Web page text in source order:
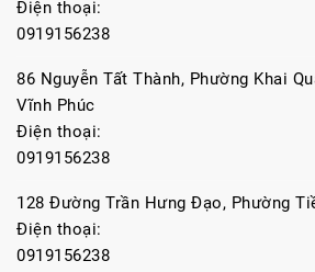
Điện thoại:
0919156238
86 Nguyễn Tất Thành, Phường Khai
Vĩnh Phúc
Điện thoại:
0919156238
128 Đường Trần Hưng Đạo, Phường
Điện thoại:
0919156238